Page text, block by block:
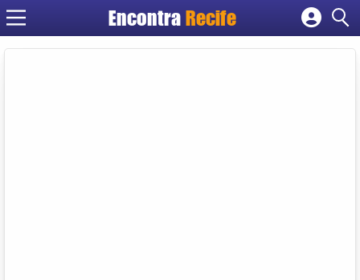
Encontra Recife
Cadastrar empresa